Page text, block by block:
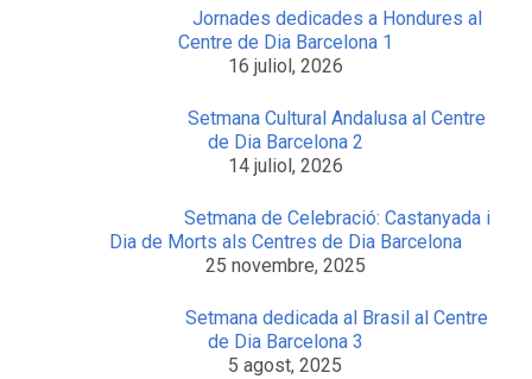
Jornades dedicades a Hondures al
Centre de Dia Barcelona 1
16 juliol, 2026
Setmana Cultural Andalusa al Centre
de Dia Barcelona 2
14 juliol, 2026
Setmana de Celebració: Castanyada i
Dia de Morts als Centres de Dia Barcelona
25 novembre, 2025
Setmana dedicada al Brasil al Centre
de Dia Barcelona 3
5 agost, 2025